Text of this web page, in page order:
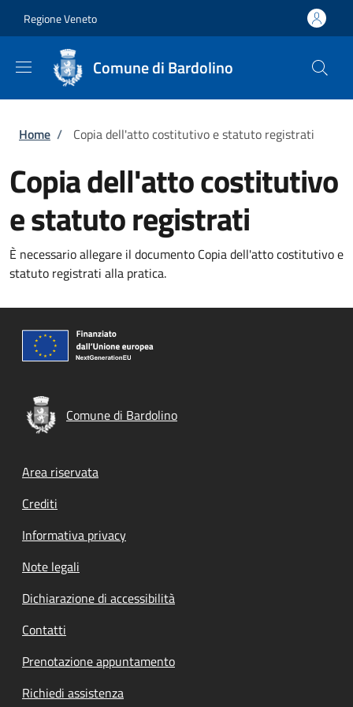
Regione Veneto
Comune di Bardolino
Briciole di pane
Home / Copia dell'atto costitutivo e statuto registrati
Copia dell'atto costitutivo
e statuto registrati
È necessario allegare il documento Copia dell'atto costitutivo e
statuto registrati alla pratica.
Comune di Bardolino
Footer menu
Area riservata
Crediti
Informativa privacy
Note legali
Dichiarazione di accessibilità
Contatti
Prenotazione appuntamento
Richiedi assistenza